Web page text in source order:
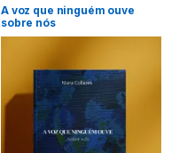
A voz que ninguém ouve
sobre nós